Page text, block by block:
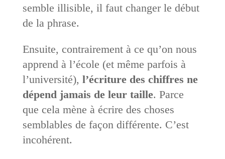
semble illisible, il faut changer le début
de la phrase.
Ensuite, contrairement à ce qu’on nous
apprend à l’école (et même parfois à
l’université), l’écriture des chiffres ne
dépend jamais de leur taille. Parce
que cela mène à écrire des choses
semblables de façon différente. C’est
incohérent.